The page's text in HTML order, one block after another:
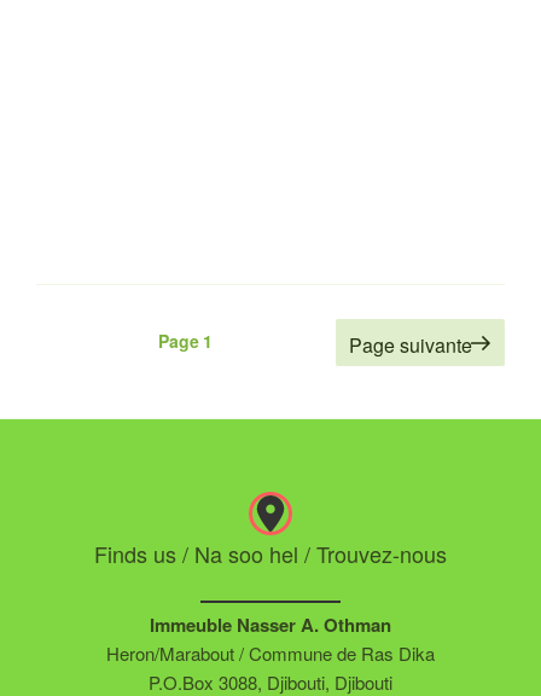
Page 1 Page suivante
Finds us / Na soo hel / Trouvez-nous
Immeuble Nasser A. Othman
Heron/Marabout / Commune de Ras Dika
P.O.Box 3088, Djibouti, Djibouti